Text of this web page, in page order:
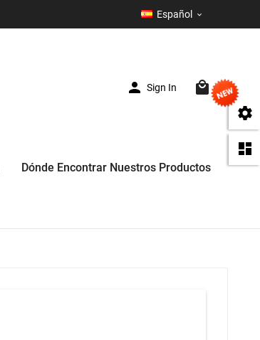


Español 
 Sign In  (0)
Dónde Encontrar Nuestros Productos